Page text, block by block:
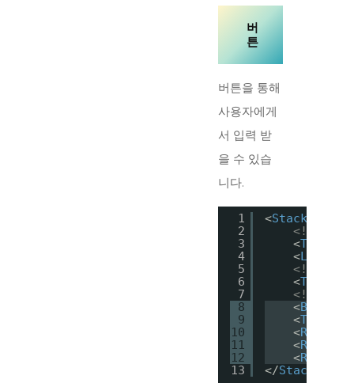
버
튼
버튼을 통해
사용자에게
서 입력 받
을 수 있습
니다.
1
2
3
4
5
6
7
8
9
10
11
12
13
<StackPanel
<!--문자
<
<Label
<!--사용
<TextBox
<!--버튼
<Button
<
<
<
<
</StackPanel